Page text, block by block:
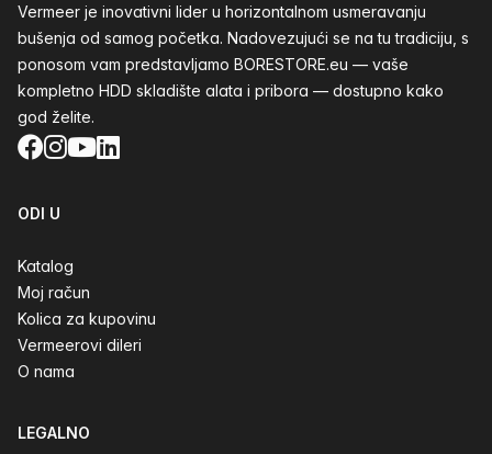
Vermeer je inovativni lider u horizontalnom usmeravanju
bušenja od samog početka. Nadovezujući se na tu tradiciju, s
ponosom vam predstavljamo BORESTORE.eu — vaše
kompletno HDD skladište alata i pribora — dostupno kako
god želite.
Facebook
Instagram
YouTube
LinkedIn
ODI U
Katalog
Moj račun
Kolica za kupovinu
Vermeerovi dileri
O nama
LEGALNO